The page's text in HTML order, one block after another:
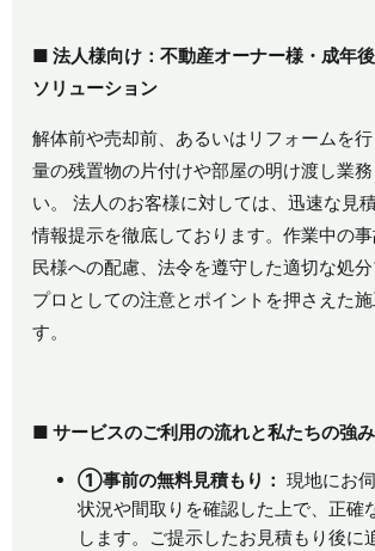
■法人様向け：不動産オーナー様・成年
ソリューション
解体前や売却前、あるいはリフォームを
量の残置物の片付けや部屋の明け渡し業
い。 法人のお客様に対しては、迅速な見
情報提示を徹底しております。作業中の
民様への配慮、法令を遵守した適切な処分
プロとしての注意とポイントを押さえた
す。
■サービスのご利用の流れと私たちの強み
①事前の無料見積もり： 現地にお
状況や間取りを確認した上で、正確
します。ご提示したお見積もり後に